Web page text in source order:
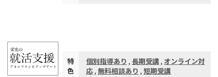
特
色
個別指導あり , 長期受講, オンライン対
応, 無料相談あり , 短期受講